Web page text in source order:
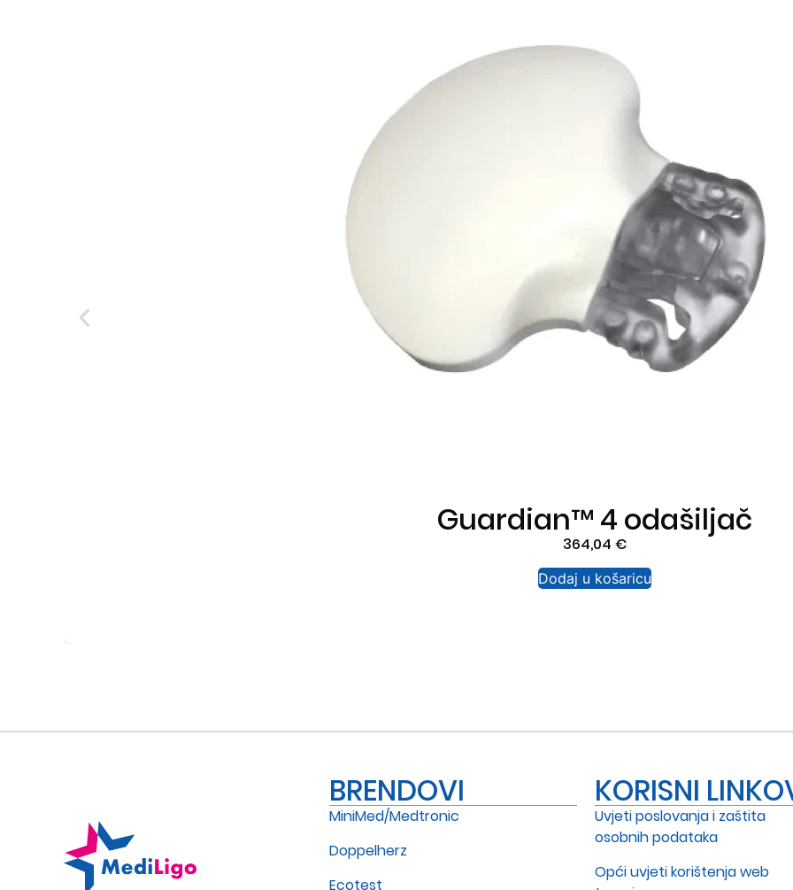
Guardian™ 4 odašiljač
364,04 €
Dodaj u košaricu
BRENDOVI
MiniMed/Medtronic
Doppelherz
Ecotest
KORISNI
Uvjeti poslovanja i zaštita
osobnih podataka
Opći uvjeti korištenja web